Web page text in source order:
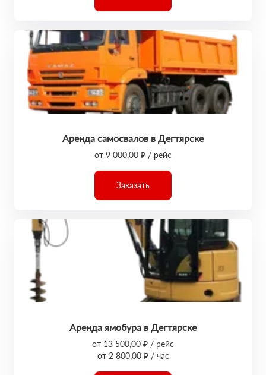
Аренда самосвалов в Дегтярске
от 9 000,00 ₽ / рейс
Заказать
Аренда ямобура в Дегтярске
от 13 500,00 ₽ / рейс
от 2 800,00 ₽ / час